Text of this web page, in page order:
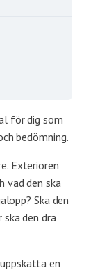
för dig som
bedömning.
Exteriören
vad den ska
Ska den
den dra
en